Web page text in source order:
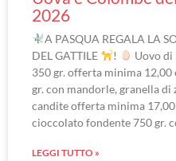
2026
A PASQUA REGALA LA
DEL GATTILE
!
Uovo di
350 gr. offerta minima 12,00
gr. con mandorle, granella di
candite offerta minima
cioccolato fondente 750 gr.
LEGGI TUTTO »